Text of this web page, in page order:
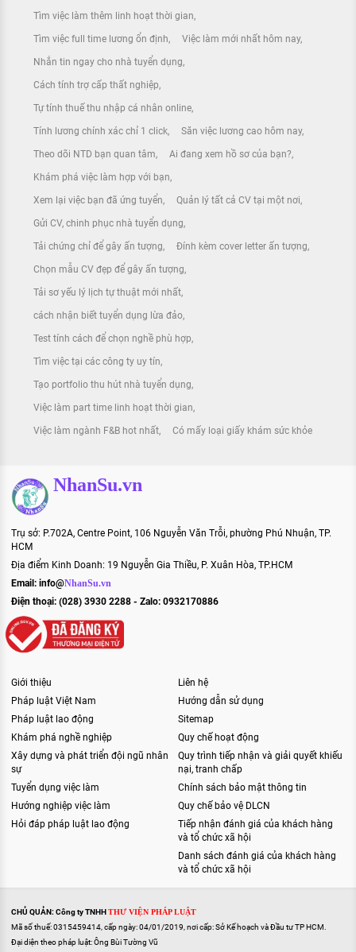
Tìm việc làm thêm linh hoạt thời gian
Tìm việc full time lương ổn định Việc làm mới nhất hôm nay
Nhắn tin ngay cho nhà tuyển dụng
Cách tính trợ cấp thất nghiệp
Tự tính thuế thu nhập cá nhân online
Tính lương chính xác chỉ 1 click Săn việc lương cao hôm nay
Theo dõi NTD bạn quan tâm Ai đang xem hồ sơ của bạn?
Khám phá việc làm hợp với bạn
Xem lại việc bạn đã ứng tuyển Quản lý tất cả CV tại một nơi
Gửi CV, chinh phục nhà tuyển dụng
Tải chứng chỉ để gây ấn tượng Đính kèm cover letter ấn tượng
Chọn mẫu CV đẹp để gây ấn tượng
Tải sơ yếu lý lịch tự thuật mới nhất
cách nhận biết tuyển dụng lừa đảo
Test tính cách để chọn nghề phù hợp
Tìm việc tại các công ty uy tín
Tạo portfolio thu hút nhà tuyển dụng
Việc làm part time linh hoạt thời gian
Việc làm ngành F&B hot nhất Có mấy loại giấy khám sức khỏe
NhanSu.vn
Trụ sở: P.702A, Centre Point, 106 Nguyễn Văn Trỗi, phường Phú Nhuận, TP.
HCM
Địa điểm Kinh Doanh: 19 Nguyễn Gia Thiều, P. Xuân Hòa, TP.HCM
Email: info@NhanSu.vn
Điện thoại: (028) 3930 2288 - Zalo: 0932170886
Giới thiệu
Pháp luật Việt Nam
Pháp luật lao động
Khám phá nghề nghiệp
Xây dựng và phát triển đội ngũ nhân
sự
Tuyển dụng việc làm
Hướng nghiệp việc làm
Hỏi đáp pháp luật lao động
Liên hệ
Hướng dẫn sử dụng
Sitemap
Quy chế hoạt động
Quy trình tiếp nhận và giải quyết khiếu
nại, tranh chấp
Chính sách bảo mật thông tin
Quy chế bảo vệ DLCN
Tiếp nhận đánh giá của khách hàng
và tổ chức xã hội
Danh sách đánh giá của khách hàng
và tổ chức xã hội
CHỦ QUẢN: Công ty TNHHTHƯ VIỆN PHÁP LUẬT
Mã số thuế: 0315459414, cấp ngày: 04/01/2019, nơi cấp: Sở Kế hoạch và Đầu tư TP HCM.
Đại diện theo pháp luật: Ông Bùi Tường Vũ